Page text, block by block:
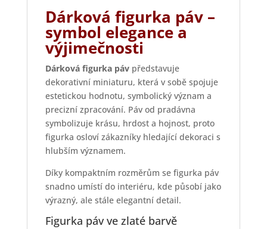
Dárková figurka páv –
symbol elegance a
výjimečnosti
Dárková figurka pávpředstavuje
dekorativní miniaturu, která v sobě spojuje
estetickou hodnotu, symbolický význam a
precizní zpracování. Páv od pradávna
symbolizuje krásu, hrdost a hojnost, proto
figurka osloví zákazníky hledající dekoraci s
hlubším významem.
Díky kompaktním rozměrům se figurka páv
snadno umístí do interiéru, kde působí jako
výrazný, ale stále elegantní detail.
Figurka páv ve zlaté barvě